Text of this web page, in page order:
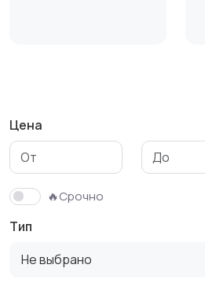
Цена
🔥Срочно
Тип
Не выбрано